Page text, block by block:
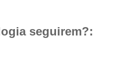
seguirem?: